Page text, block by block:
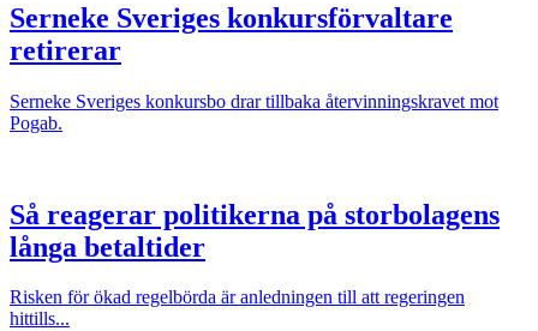
Serneke Sveriges konkursförvaltare
retirerar
Serneke Sveriges konkursbo drar tillbaka återvinningskravet mot
Pogab.
Så reagerar politikerna på storbolagens
långa betaltider
Risken för ökad regelbörda är anledningen till att regeringen
hittills...